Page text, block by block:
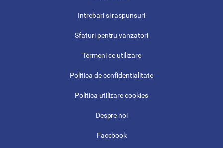
Intrebari si raspunsuri
Sfaturi pentru vanzatori
Termeni de utilizare
Politica de confidentialitate
Politica utilizare cookies
Despre noi
Facebook